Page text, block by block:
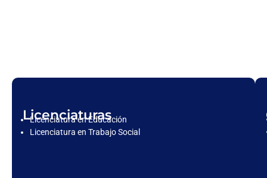
Licenciaturas
Licenciatura en Educación
Licenciatura en Trabajo Social